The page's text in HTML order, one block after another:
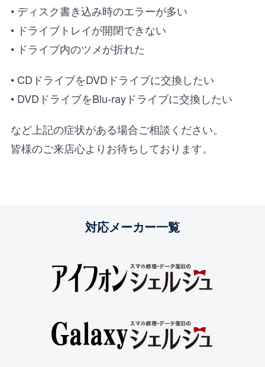
• ディスク書き込み時のエラーが多い
• ドライブトレイが開閉できない
• ドライブ内のツメが折れた
• CDドライブをDVDドライブに交換したい
• DVDドライブをBlu-rayドライブに交換したい
など上記の症状がある場合ご相談ください。
皆様のご来店心よりお待ちしております。
対応メーカー一覧